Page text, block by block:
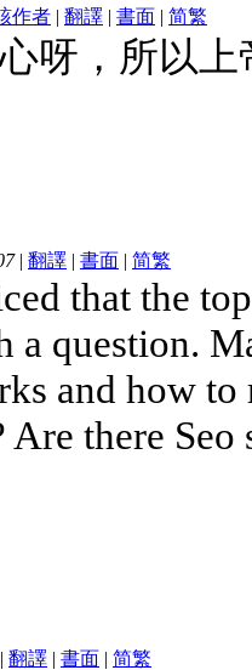
作者 | 翻譯 | 書面 | 简繁
呀，所以
| 翻譯 | 書面 | 简繁
that the
a question.
and how
Are there
| 翻譯 | 書面 | 简繁